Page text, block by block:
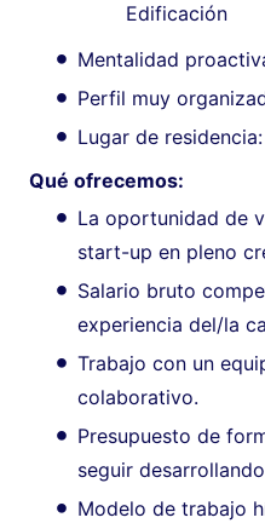
Edificación
Mentalidad
Perfil muy
Lugar de
Qué ofrecemos:
La oportunidad de
start-up en pleno
Salario bruto
experiencia del/la
Trabajo con un
colaborativo.
Presupuesto de
seguir
Modelo de trabajo